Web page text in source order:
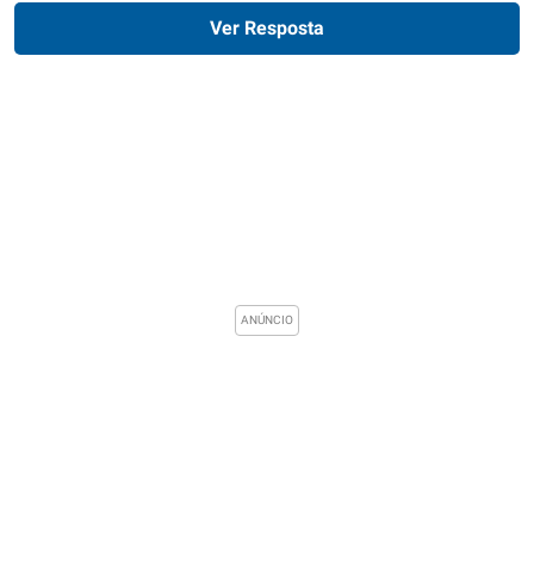
Ver Resposta